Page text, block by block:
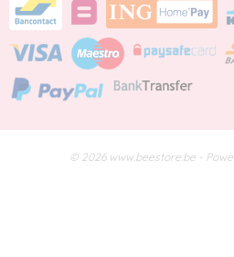
© 2026 www.beestore.be -